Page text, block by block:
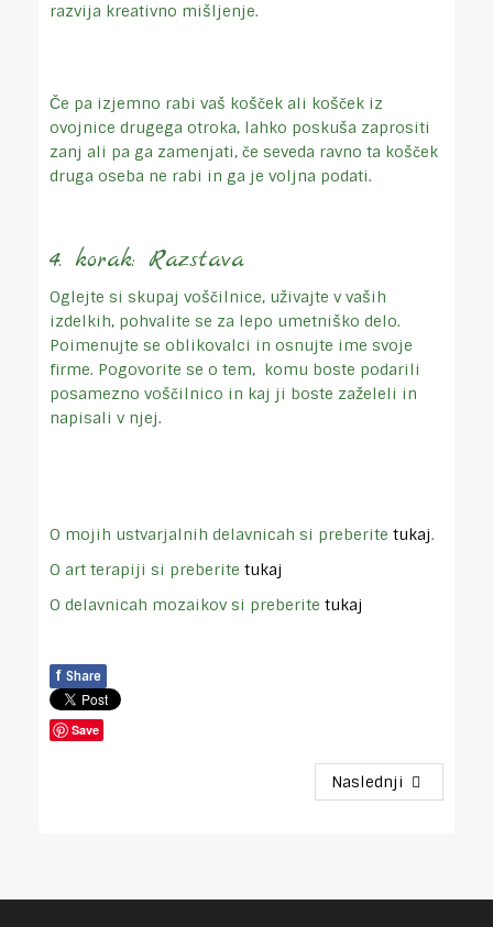
razvija kreativno mišljenje.
Če pa izjemno rabi vaš košček ali košček iz
ovojnice drugega otroka, lahko poskuša zaprositi
zanj ali pa ga zamenjati, če seveda ravno ta košček
druga oseba ne rabi in ga je voljna podati.
4. korak: Razstava
Oglejte si skupaj voščilnice, uživajte v vaših
izdelkih, pohvalite se za lepo umetniško delo.
Poimenujte se oblikovalci in osnujte ime svoje
firme. Pogovorite se o tem, komu boste podarili
posamezno voščilnico in kaj ji boste zaželeli in
napisali v njej.
O mojih ustvarjalnih delavnicah si preberite tukaj.
O art terapiji si preberite tukaj
O delavnicah mozaikov si preberite tukaj
f Share
Save
Naslednji